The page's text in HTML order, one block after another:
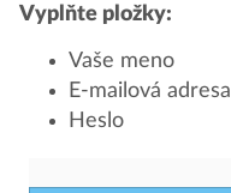
Vyplňte pložky:
Vaše meno
E-mailová adresa
Heslo